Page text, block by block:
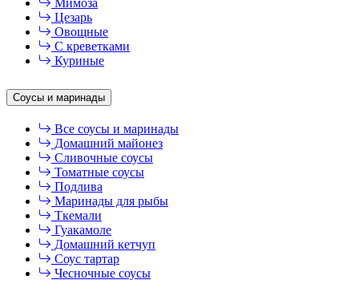
Мимоза
Цезарь
Овощные
С креветками
Куриные
Соусы и маринады
Все соусы и маринады
Домашний майонез
Сливочные соусы
Томатные соусы
Подлива
Маринады для рыбы
Ткемали
Гуакамоле
Домашний кетчуп
Соус тартар
Чесночные соусы